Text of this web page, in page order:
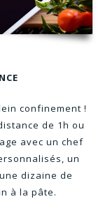
confinement !
de 1h ou
avec un chef
un
dizaine de
à la pâte.